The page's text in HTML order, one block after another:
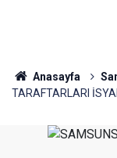
Anasayfa
TARAFTARLARI